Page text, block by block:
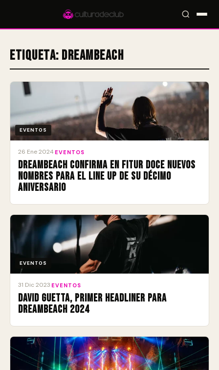
Accesos rápidos: 🎪 Eventos 🎤 Artistas 📍 Locales📰 Magazine
Etiqueta: Dreambeach
EVENTOS
26 Ene 2024 EVENTOS
Dreambeach confirma en FITUR doce nuevos
nombres para el line up de su Décimo
Aniversario
EVENTOS
31 Dic 2023 EVENTOS
David Guetta, primer headliner para
Dreambeach 2024